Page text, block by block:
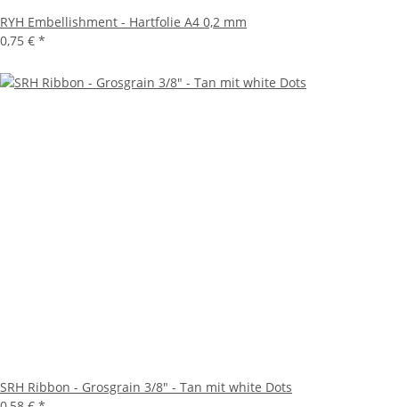
RYH Embellishment - Hartfolie A4 0,2 mm
0,75 € *
SRH Ribbon - Grosgrain 3/8" - Tan mit white Dots